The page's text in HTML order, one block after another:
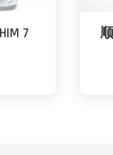
7